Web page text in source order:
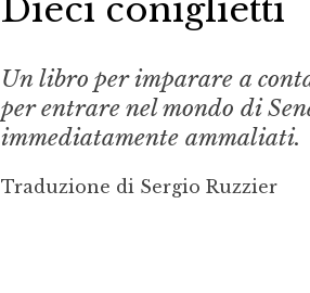
Dieci coniglietti
Un libro per imparare a
per entrare nel mondo di
immediatamente ammaliati.
Traduzione di Sergio Ruzzier